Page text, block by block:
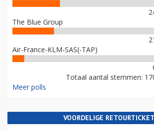
The Blue Group
Air-France-KLM-SAS(-TAP)
Totaal aantal stemmen:
Meer polls
VOORDELIGE